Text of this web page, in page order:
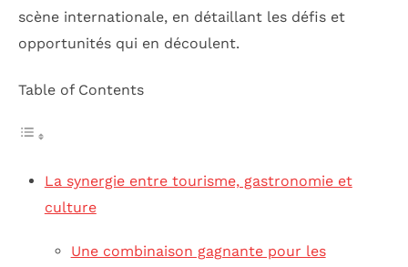
scène internationale, en détaillant les défis et
opportunités qui en découlent.
Table of Contents
La synergie entre tourisme, gastronomie et
culture
Une combinaison gagnante pour les